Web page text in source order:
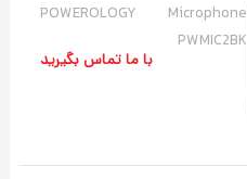
POWEROLOGY Microphone
PWMIC2BK
با ما تماس بگیرید